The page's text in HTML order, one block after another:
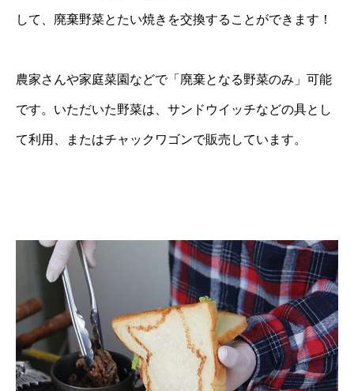
して、廃棄野菜とたい焼きを交換することができます！
農家さんや家庭菜園などで「廃棄となる野菜のみ」可能
です。いただいた野菜は、サンドウイッチなどの具とし
て利用、またはチャックワゴンで販売しています。